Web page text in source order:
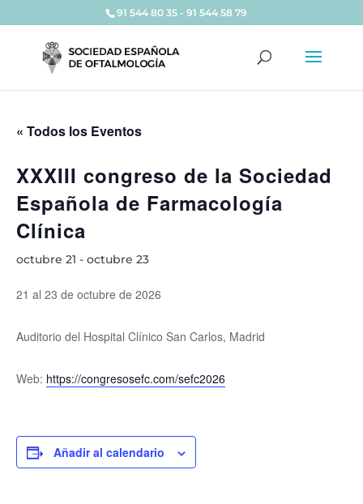
91 544 80 35 - 91 544 58 79
« Todos los Eventos
XXXIII congreso de la Sociedad
Española de Farmacología
Clínica
octubre 21 - octubre 23
21 al 23 de octubre de 2026
Auditorio del Hospital Clínico San Carlos, Madrid
Web: https://congresosefc.com/sefc2026
Añadir al calendario